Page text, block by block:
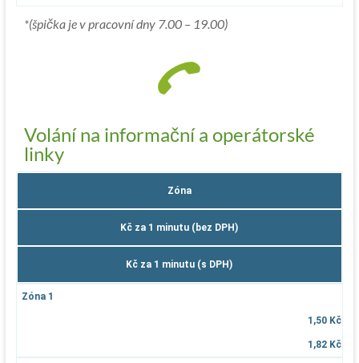
*(špička je v pracovní dny 7.00 – 19.00)
Volání na informační a operátorské
linky
Zóna
Kč za 1 minutu (bez DPH)
Kč za 1 minutu (s DPH)
Zóna 1
1,50 Kč
1,82 Kč